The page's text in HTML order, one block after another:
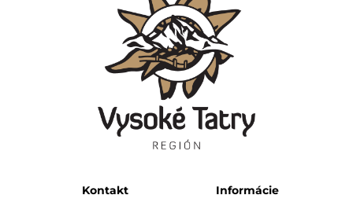
Kontakt Informácie